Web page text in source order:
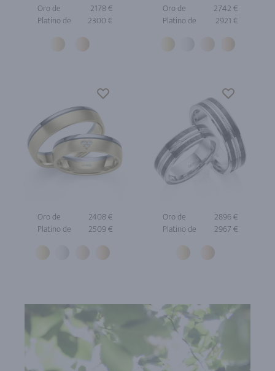
Oro de
2178 €
Platino de
2300 €
Oro de
2742 €
Platino de
2921 €
Oro de
2408 €
Platino de
2509 €
Oro de
2896 €
Platino de
2967 €